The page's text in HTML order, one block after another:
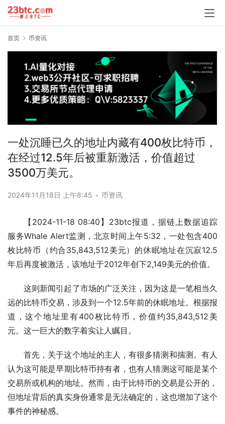
首页 币资讯
一处沉睡已久的地址内藏有400枚比特币，
在经过12.5年后被重新激活，价值超过
3500万美元。
2024年11月18日 上午8:45 • 币资讯
【2024-11-18 08:40】23btc报道，据链上数据追踪
服务Whale Alert监测，北京时间上午5:32，一处包含400
枚比特币（约合35,843,512美元）的休眠地址在沉寂12.5
年后再度被激活，该地址于2012年创下2,149美元的价值。
这则新闻引起了市场的广泛关注，因为这是一笔相当久
远的比特币交易，涉及到一个12.5年前的休眠地址。根据报
道，这个地址里有400枚比特币，价值约35,843,512美
元。这一巨大的数字着实让人瞩目。
首先，关于这个地址的主人，有很多猜测和揣测。有人
认为这可能是早期比特币持有者，也有人猜测这可能是某个
交易所或机构的地址。然而，由于比特币的交易是公开的，
但地址背后的真实身份通常是无法确定的，这也增加了这个
事件的神秘感。